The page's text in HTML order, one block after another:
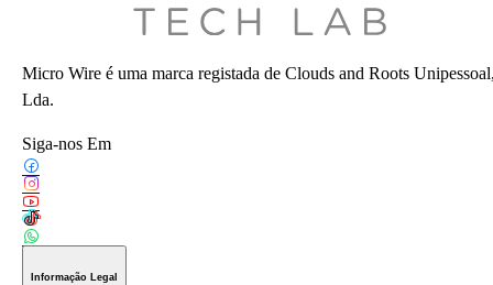
Micro Wire é uma marca registada de Clouds and Roots
Lda.
Siga-nos Em
Informação Legal